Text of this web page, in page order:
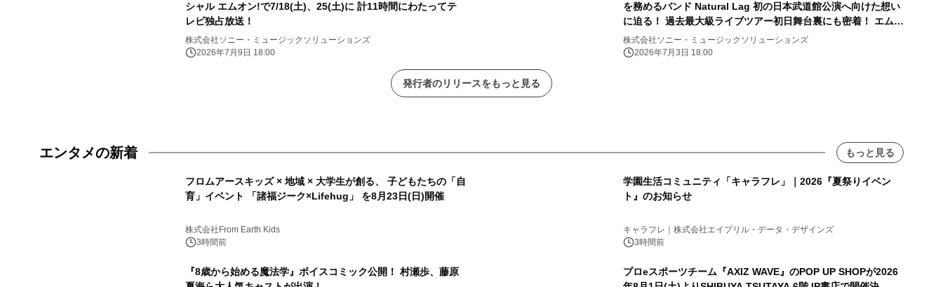
シャル エムオン!で7/18(土)、25(土)に 計11時間にわたってテ
レビ独占放送！
株式会社ソニー・ミュージックソリューションズ
2026年7月9日 18:00
を務めるバンド Natural Lag 初の日本武道館公演へ向けた想い
に迫る！ 過去最大級ライブツアー初日舞台裏にも密着！ エムオ
ン!で7/14(火)夜10時～オンエア！
株式会社ソニー・ミュージックソリューションズ
2026年7月3日 18:00
発行者のリリースをもっと見る
エンタメの新着 もっと見る
フロムアースキッズ × 地域 × 大学生が創る、 子どもたちの「自
育」イベント 「諸福ジーク×Lifehug」 を8月23日(日)開催
株式会社From Earth Kids
3時間前
学園生活コミュニティ「キャラフレ」｜2026『夏祭りイベン
ト』のお知らせ
キャラフレ｜株式会社エイプリル・データ・デザインズ
3時間前
『8歳から始める魔法学』ボイスコミック公開！ 村瀬歩、藤原
プロeスポーツチーム『AXIZ WAVE』のPOP UP SHOPが2026